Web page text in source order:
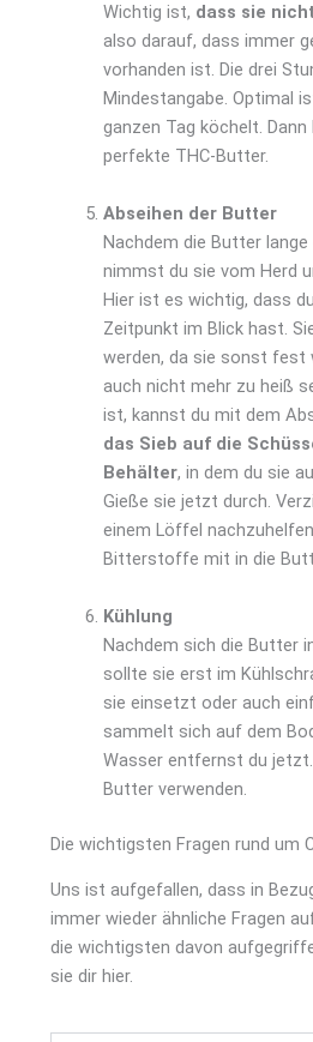
Wichtig ist, dass sie
also darauf, dass immer
vorhanden ist. Die drei
Mindestangabe. Optimal
ganzen Tag köchelt.
perfekte THC-Butter.
Abseihen der Butter
Nachdem die Butter
nimmst du sie vom Herd
Hier ist es wichtig, dass
Zeitpunkt im Blick hast.
werden, da sie sonst fest
auch nicht mehr zu heiß
ist, kannst du mit dem
das Sieb auf die
Behälter, in dem du sie
Gieße sie jetzt durch.
einem Löffel
Bitterstoffe mit in die
Kühlung
Nachdem sich die Butter
sollte sie erst im
sie einsetzt oder auch
sammelt sich auf dem
Wasser entfernst du
Butter verwenden.
Die wichtigsten Fragen rund um
Uns ist aufgefallen, dass in
immer wieder ähnliche Fragen
die wichtigsten davon
sie dir hier.